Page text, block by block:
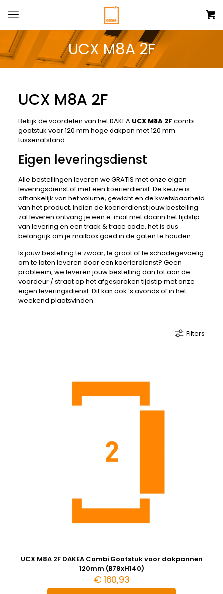
UCX M8A 2F
UCX M8A 2F
Bekijk de voordelen van het DAKEA UCX M8A 2F combi
gootstuk voor 120 mm hoge dakpan met 120 mm
tussenafstand.
Eigen leveringsdienst
Alle bestellingen leveren we GRATIS met onze eigen
leveringsdienst of met een koerierdienst. De keuze is
afhankelijk van het volume, gewicht en de kwetsbaarheid
van het product. Indien de koerierdienst jouw bestelling
zal leveren ontvang je een e-mail met daarin het tijdstip
van levering en een track & trace code, het is dus
belangrijk om je mailbox goed in de gaten te houden.
Is jouw bestelling te zwaar, te groot of te schadegevoelig
om te laten leveren door een koerierdienst? Geen
probleem, we leveren jouw bestelling dan tot aan de
voordeur / straat op het afgesproken tijdstip met onze
eigen leveringsdienst. Dit kan ook ‘s avonds of in het
weekend plaatsvinden.
Filters
UCX M8A 2F DAKEA Combi Gootstuk voor dakpannen
120mm (B78xH140)
€160,93